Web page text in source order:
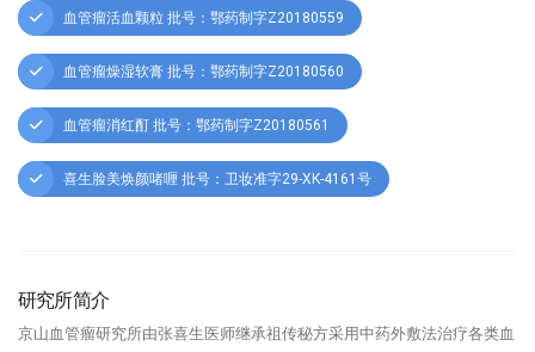
血管瘤活血颗粒 批号：鄂药制字Z20180559
血管瘤燥湿软膏 批号：鄂药制字Z20180560
血管瘤消红酊 批号：鄂药制字Z20180561
喜生脸美焕颜啫喱 批号：卫妆准字29-XK-4161号
研究所简介
京山血管瘤研究所由张喜生医师继承祖传秘方采用中药外敷法治疗各类血